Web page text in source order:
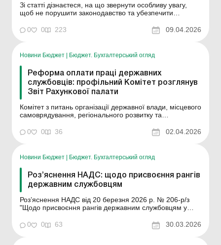
Зі статті дізнаєтеся, на що звернути особливу увагу,
щоб не порушити законодавство та убезпечити
– крок, який завжди під мікроскопом: і з боку
контролюючих органів, і в разі можливого судового
0 0 223 09.04.2026
Новини Бюджет Бюджет. Бухгалтерський огляд
Реформа оплати праці державних
службовців: профільний Комітет розглянув
Звіт Рахункової палати
Комітет з питань організації державної влади, місцевого
самоврядування, регіонального розвитку та
«Реформування системи оплати праці у сфері
0 0 36 02.04.2026
Новини Бюджет Бюджет. Бухгалтерський огляд
Роз’яснення НАДС: щодо присвоєння рангів
державним службовцям
Роз’яснення НАДС від 20 березня 2026 р. № 206-р/з
"Щодо присвоєння рангів державним службовцям у
України від 25 лютого 2026 року № 265". Національне
агентство України з питань державної служби ...
0 0 63 30.03.2026